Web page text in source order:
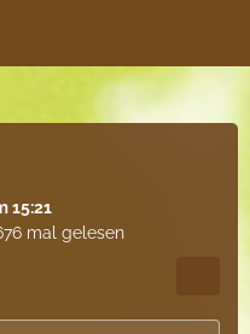
15:21
mal gelesen